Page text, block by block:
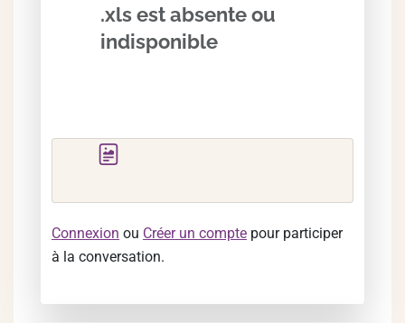
.xls est absente ou
indisponible
Connexion ou Créer un compte pour participer
à la conversation.